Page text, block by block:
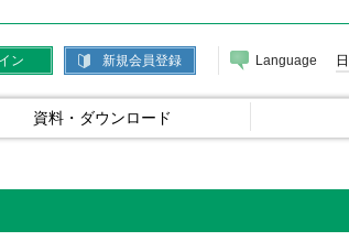
ン 新規会員登録 Language
資料・ダウンロード